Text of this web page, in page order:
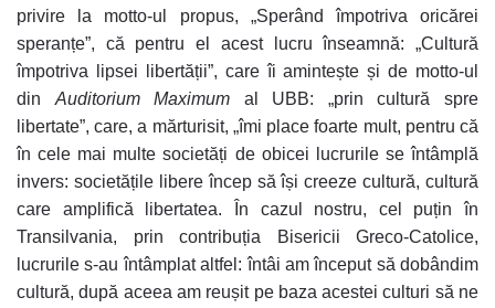
privire la motto-ul propus, „Sperând împotriva oricărei
speranțe”, că pentru el acest lucru înseamnă: „Cultură
împotriva lipsei libertății”, care îi amintește și de motto-ul
din Auditorium Maximum al UBB: „prin cultură spre
libertate”, care, a mărturisit, „îmi place foarte mult, pentru că
în cele mai multe societăți de obicei lucrurile se întâmplă
invers: societățile libere încep să își creeze cultură, cultură
care amplifică libertatea. În cazul nostru, cel puțin în
Transilvania, prin contribuția Bisericii Greco-Catolice,
lucrurile s-au întâmplat altfel: întâi am început să dobândim
cultură, după aceea am reușit pe baza acestei culturi să ne